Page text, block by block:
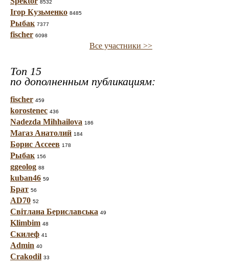
8532
Ігор Кузьменко 8485
Рыбак 7377
fischer 6098
Все участники >>
Топ 15
по дополненным публикациям:
fischer 459
korostenec 436
Nadezda Mihhailova 186
Магаз Анатолий 184
Борис Ассеев 178
Рыбак 156
ggeolog 88
kuban46 59
Брат 56
AD70 52
Світлана Бериславська 49
Klimbim 48
Скилеф 41
Admin 40
Crakodil 33